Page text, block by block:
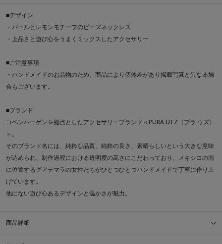
■デザイン
・パールとレモンモチーフのビーズネックレス
・上品さと遊び心をうまくミックスしたアクセサリー
■ご注意事項
・ハンドメイドのお品物のため、商品により個体差があり掲載写真と異なる場
合もございます。
■ブランド
コペンハーゲンを拠点としたアクセサリーブランド＜PURA UTZ（プラ ウズ）
＞。
そのブランド名には、純粋な品質、純粋の良さ、素晴らしいという大きな意味
が込められ、制作過程における透明度の高さにこだわっており、メキシコの南
に位置するグアテマラの女性たちがひとつひとつハンドメイドで丁寧に作り上
げています。
他にない遊び心あるデザインと温かさが魅力。
商品詳細